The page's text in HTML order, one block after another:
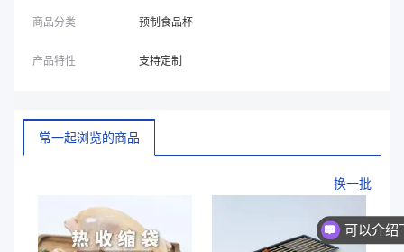
商品分类 预制食品杯
产品特性 支持定制
常一起浏览的商品
换一批